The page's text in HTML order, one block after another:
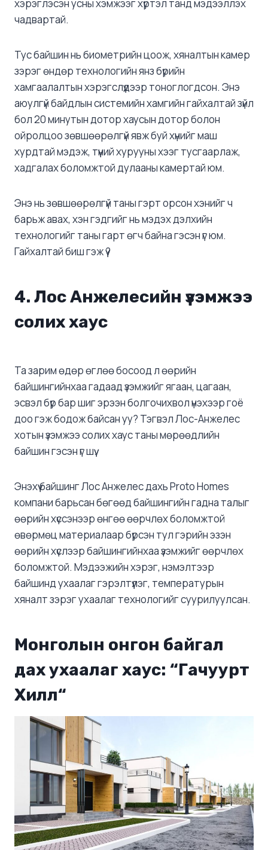
хэрэглэсэн усны хэмжээг хүртэл танд мэдээллэх
чадвартай.
Тус байшин нь биометрийн цоож, хяналтын камер
зэрэг өндөр технологийн янз бүрийн
хамгаалалтын хэрэгслүүдээр тоноглогдсон. Энэ
аюулгүй байдлын системийн хамгийн гайхалтай зүйл
бол 20 минутын дотор хаусын дотор болон
ойролцоо зөвшөөрөлгүй явж буй хүнийг маш
хурдтай мэдэж, түүний хурууны хээг тусгаарлаж,
хадгалах боломжтой дулааны камертай юм.
Энэ нь зөвшөөрөлгүй таны гэрт орсон хэнийг ч
барьж авах, хэн гэдгийг нь мэдэх дэлхийн
технологийг таны гарт өгч байна гэсэн үг юм.
Гайхалтай биш гэж үү?
4. Лос Анжелесийн үзэмжээ
солих хаус
Та зарим өдөр өглөө босоод л өөрийн
байшингийнхаа гадаад үзэмжийг ягаан, цагаан,
эсвэл бүр бар шиг эрээн болгочихвол үнэхээр гоё
доо гэж бодож байсан уу? Тэгвэл Лос-Анжелес
хотын үзэмжээ солих хаус таны мөрөөдлийн
байшин гэсэн үг шүү.
Энэхүү байшинг Лос Анжелес дахь Proto Homes
компани барьсан бөгөөд байшингийн гадна талыг
өөрийн хүссэнээр өнгөө өөрчлөх боломжтой
өвөрмөц материалаар бүрсэн тул гэрийн эзэн
өөрийн хүслээр байшингийнхаа үзэмжийг өөрчлөх
боломжтой. Мэдээжийн хэрэг, нэмэлтээр
байшинд ухаалаг гэрэлтүүлэг, температурын
хяналт зэрэг ухаалаг технологийг суурилуулсан.
Монголын онгон байгал
дах ухаалаг хаус: “Гачуурт
Хилл“